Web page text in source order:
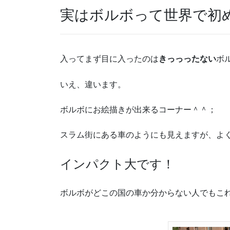
実はボルボって世界で初
入ってまず目に入ったのはきっっったないボ
いえ、違います。
ボルボにお絵描きが出来るコーナー＾＾；
スラム街にある車のようにも見えますが、よ
インパクト大です！
ボルボがどこの国の車か分からない人でもこ